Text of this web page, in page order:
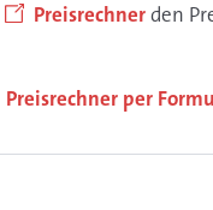
Preisrechnerden
Preisrechner per